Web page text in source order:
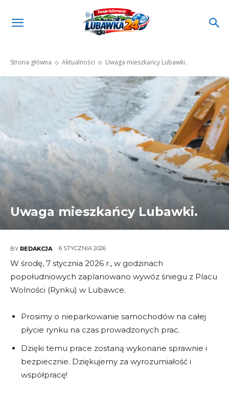
Strona główna Aktualności Uwaga mieszkańcy Lubawki.
Uwaga mieszkańcy Lubawki.
BY REDAKCJA 6 STYCZNIA 2026
W środę, 7 stycznia 2026 r., w godzinach
popołudniowych zaplanowano wywóz śniegu z Placu
Wolności (Rynku) w Lubawce.
Prosimy o nieparkowanie samochodów na całej
płycie rynku na czas prowadzonych prac.
Dzięki temu prace zostaną wykonane sprawnie i
bezpiecznie. Dziękujemy za wyrozumiałość i
współpracę!